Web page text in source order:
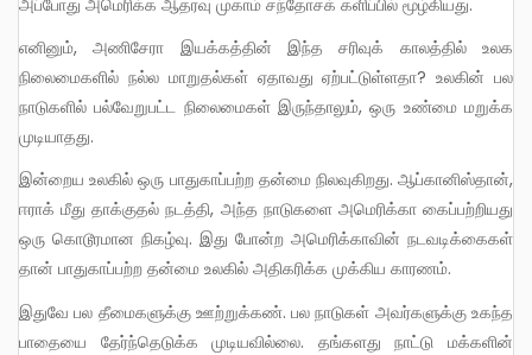
எனினும், அணிசேரா இயக்கத்தின் இந்த சரிவுக் காலத்தில் உலக
நிலைமைகளில் நல்ல மாறுதல்கள் ஏதாவது ஏற்பட்டுள்ளதா? உலகின் பல
நாடுகளில் பல்வேறுபட்ட நிலைமைகள் இருந்தாலும், ஒரு உண்மை மறுக்க
முடியாதது.
இன்றைய உலகில் ஒரு பாதுகாப்பற்ற தன்மை நிலவுகிறது. ஆப்கானிஸ்தான்,
ஈராக் மீது தாக்குதல் நடத்தி, அந்த நாடுகளை அமெரிக்கா கைப்பற்றியது
ஒரு கொடூரமான நிகழ்வு. இது போன்ற அமெரிக்காவின் நடவடிக்கைகள்
தான் பாதுகாப்பற்ற தன்மை உலகில் அதிகரிக்க முக்கிய காரணம்.
இதுவே பல தீமைகளுக்கு ஊற்றுக்கண். பல நாடுகள் அவர்களுக்கு உகந்த
பாதையை தேர்ந்தெடுக்க முடியவில்லை. தங்களது நாட்டு மக்களின்